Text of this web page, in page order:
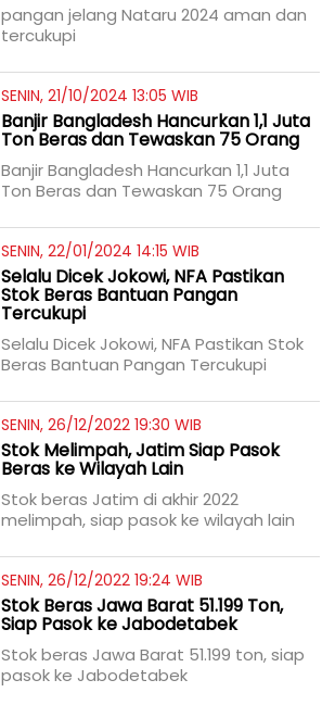
pangan jelang Nataru 2024 aman dan
tercukupi
SENIN, 21/10/2024 13:05 WIB
Banjir Bangladesh Hancurkan 1,1 Juta
Ton Beras dan Tewaskan 75 Orang
Banjir Bangladesh Hancurkan 1,1 Juta
Ton Beras dan Tewaskan 75 Orang
SENIN, 22/01/2024 14:15 WIB
Selalu Dicek Jokowi, NFA Pastikan
Stok Beras Bantuan Pangan
Tercukupi
Selalu Dicek Jokowi, NFA Pastikan Stok
Beras Bantuan Pangan Tercukupi
SENIN, 26/12/2022 19:30 WIB
Stok Melimpah, Jatim Siap Pasok
Beras ke Wilayah Lain
Stok beras Jatim di akhir 2022
melimpah, siap pasok ke wilayah lain
SENIN, 26/12/2022 19:24 WIB
Stok Beras Jawa Barat 51.199 Ton,
Siap Pasok ke Jabodetabek
Stok beras Jawa Barat 51.199 ton, siap
pasok ke Jabodetabek